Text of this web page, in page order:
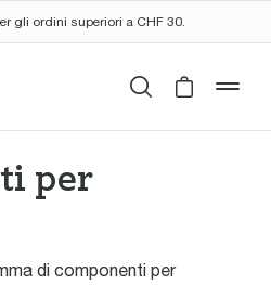
gli ordini superiori a CHF 30.
CercaCart is
per
di componenti per